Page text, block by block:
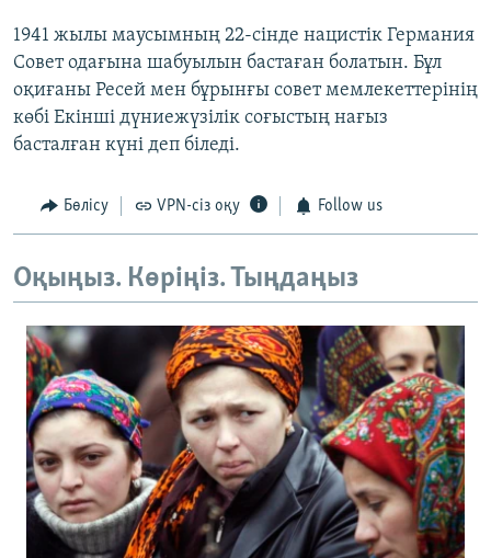
1941 жылы маусымның 22-сінде нацистік Германия
Совет одағына шабуылын бастаған болатын. Бұл
оқиғаны Ресей мен бұрынғы совет мемлекеттерінің
көбі Екінші дүниежүзілік соғыстың нағыз
басталған күні деп біледі.
Бөлісу VPN-сіз оқу Follow us
Оқыңыз. Көріңіз. Тыңдаңыз